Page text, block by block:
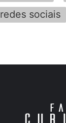
redes sociais